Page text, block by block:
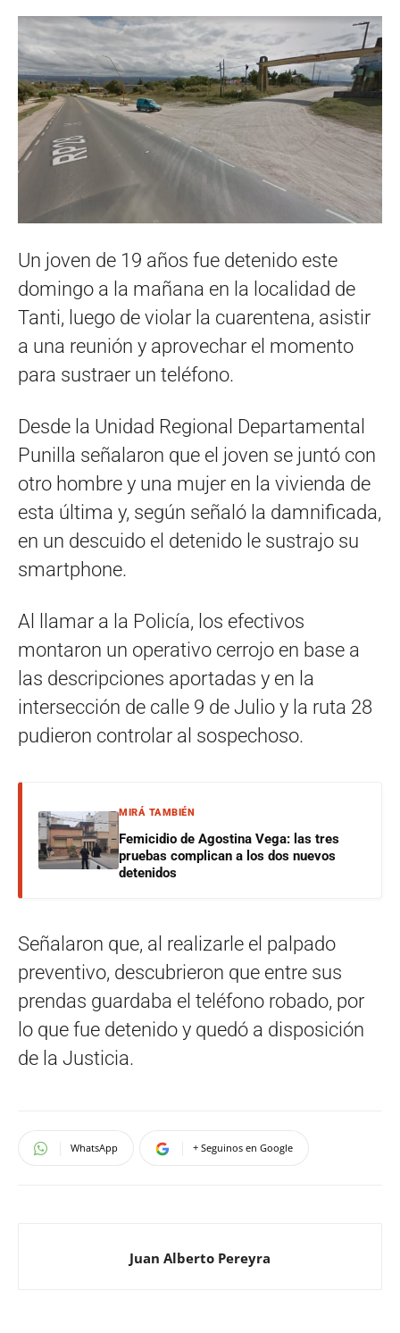
Un joven de 19 años fue detenido este
domingo a la mañana en la localidad de
Tanti, luego de violar la cuarentena, asistir
a una reunión y aprovechar el momento
para sustraer un teléfono.
Desde la Unidad Regional Departamental
Punilla señalaron que el joven se juntó con
otro hombre y una mujer en la vivienda de
esta última y, según señaló la damnificada,
en un descuido el detenido le sustrajo su
smartphone.
Al llamar a la Policía, los efectivos
montaron un operativo cerrojo en base a
las descripciones aportadas y en la
intersección de calle 9 de Julio y la ruta 28
pudieron controlar al sospechoso.
MIRÁ TAMBIÉN
Femicidio de Agostina Vega: las tres
pruebas complican a los dos nuevos
detenidos
Señalaron que, al realizarle el palpado
preventivo, descubrieron que entre sus
prendas guardaba el teléfono robado, por
lo que fue detenido y quedó a disposición
de la Justicia.
WhatsApp + Seguinos en Google
Juan Alberto Pereyra